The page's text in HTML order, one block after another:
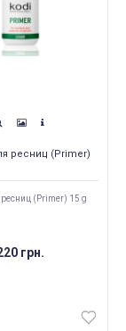
ресниц (Primer)
(Primer) 15 g
грн.